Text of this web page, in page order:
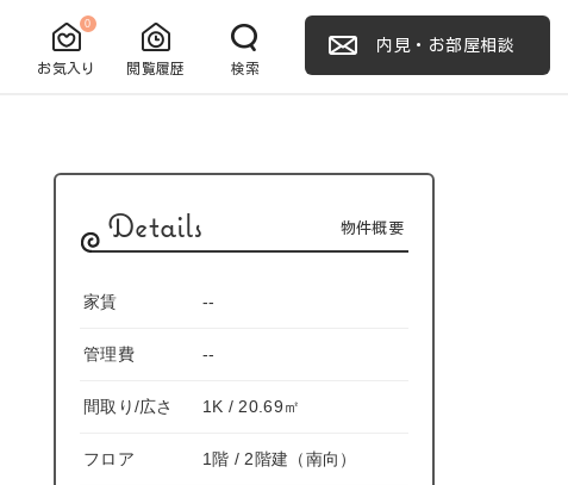
内見・お部屋相談
お気入り
0
閲覧履歴 検索
Details 物件概要
家賃 --
管理費 --
間取り/広さ 1K / 20.69㎡
フロア 1階 / 2階建（南向）